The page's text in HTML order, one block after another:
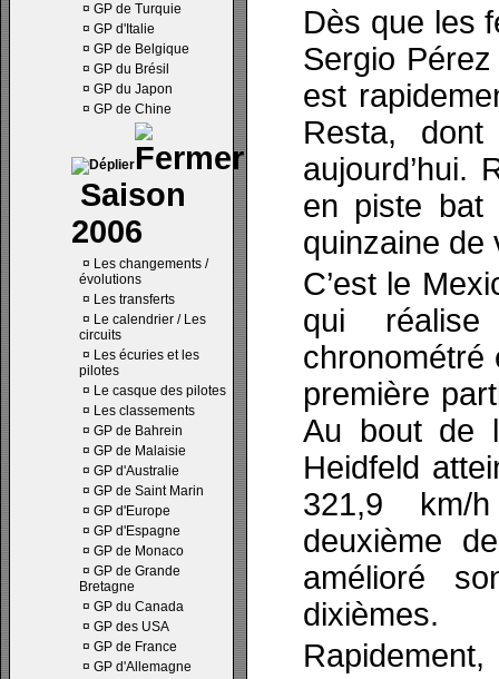
¤ GP de Turquie
¤ GP d'Italie
¤ GP de Belgique
¤ GP du Brésil
¤ GP du Japon
¤ GP de Chine
Saison
2006
¤ Les changements /
évolutions
¤ Les transferts
¤ Le calendrier / Les
circuits
¤ Les écuries et les
pilotes
¤ Le casque des pilotes
¤ Les classements
¤ GP de Bahrein
¤ GP de Malaisie
¤ GP d'Australie
¤ GP de Saint Marin
¤ GP d'Europe
¤ GP d'Espagne
¤ GP de Monaco
¤ GP de Grande
Bretagne
¤ GP du Canada
¤ GP des USA
¤ GP de France
¤ GP d'Allemagne
Dès que les
Sergio
est
Resta, dont
aujourd’hui.
en piste bat
quinzaine de
C’est le
qui
chronométré
première
Au bout de
Heidfeld
321,9 km/
deuxième
amélioré
dixièmes.